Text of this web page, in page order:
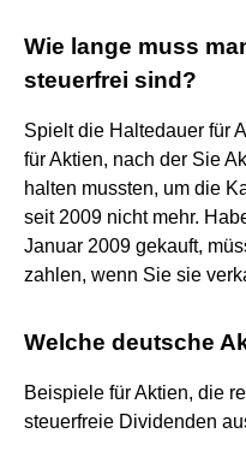
Wie lange muss
steuerfrei sind?
Spielt die Haltedauer für
für Aktien, nach der Sie
halten mussten, um die
seit 2009 nicht mehr.
Januar 2009 gekauft,
zahlen, wenn Sie sie
Welche deutsche
Beispiele für Aktien, die
steuerfreie Dividenden